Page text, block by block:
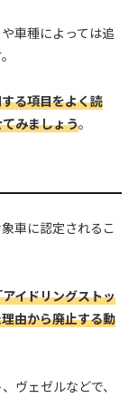
車種によっては追
る項目をよく読
みましょう。
車に認定されるこ
イドリングストッ
由から廃止する動
ヴェゼルなどで、